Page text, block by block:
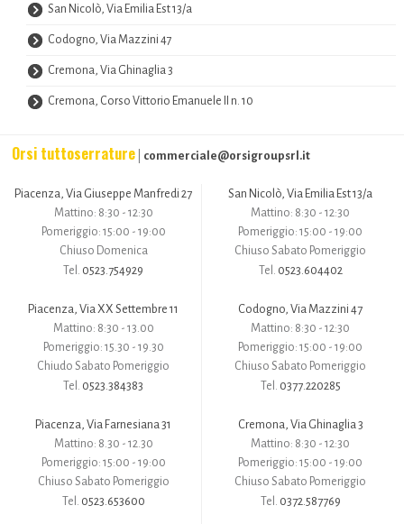
San Nicolò, Via Emilia Est 13/a
Codogno, Via Mazzini 47
Cremona, Via Ghinaglia 3
Cremona, Corso Vittorio Emanuele II n. 10
Orsi tuttoserrature commerciale@orsigroupsrl.it
Piacenza, Via Giuseppe Manfredi 27
Mattino: 8:30 - 12:30
Pomeriggio: 15:00 - 19:00
Chiuso Domenica
Tel. 0523.754929
Piacenza, Via XX Settembre 11
Mattino: 8:30 - 13.00
Pomeriggio: 15.30 - 19.30
Chiudo Sabato Pomeriggio
Tel. 0523.384383
Piacenza, Via Farnesiana 31
Mattino: 8.30 - 12.30
Pomeriggio: 15:00 - 19:00
Chiuso Sabato Pomeriggio
Tel. 0523.653600
San Nicolò, Via Emilia Est 13/a
Mattino: 8:30 - 12:30
Pomeriggio: 15:00 - 19:00
Chiuso Sabato Pomeriggio
Tel. 0523.604402
Codogno, Via Mazzini 47
Mattino: 8:30 - 12:30
Pomeriggio: 15:00 - 19:00
Chiuso Sabato Pomeriggio
Tel. 0377.220285
Cremona, Via Ghinaglia 3
Mattino: 8:30 - 12:30
Pomeriggio: 15:00 - 19:00
Chiuso Sabato Pomeriggio
Tel. 0372.587769